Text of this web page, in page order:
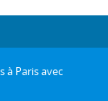
à Paris avec